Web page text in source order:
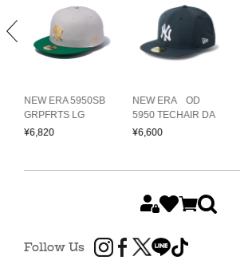
NEW ERA 5950SB
GRPFRTS LG
¥6,820
NEW ERA OD
5950 TECHAIR DA
¥6,600
Follow Us